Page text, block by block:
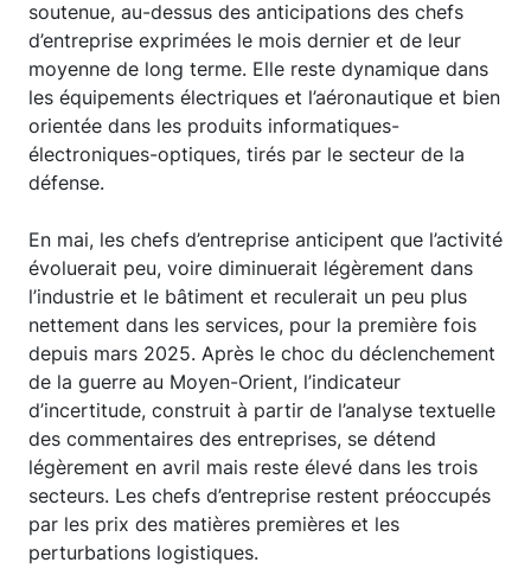
soutenue, au-dessus des anticipations des chefs
d’entreprise exprimées le mois dernier et de leur
moyenne de long terme. Elle reste dynamique dans
les équipements électriques et l’aéronautique et bien
orientée dans les produits informatiques-
électroniques-optiques, tirés par le secteur de la
défense.
En mai, les chefs d’entreprise anticipent que l’activité
évoluerait peu, voire diminuerait légèrement dans
l’industrie et le bâtiment et reculerait un peu plus
nettement dans les services, pour la première fois
depuis mars 2025. Après le choc du déclenchement
de la guerre au Moyen-Orient, l’indicateur
d’incertitude, construit à partir de l’analyse textuelle
des commentaires des entreprises, se détend
légèrement en avril mais reste élevé dans les trois
secteurs. Les chefs d’entreprise restent préoccupés
par les prix des matières premières et les
perturbations logistiques.